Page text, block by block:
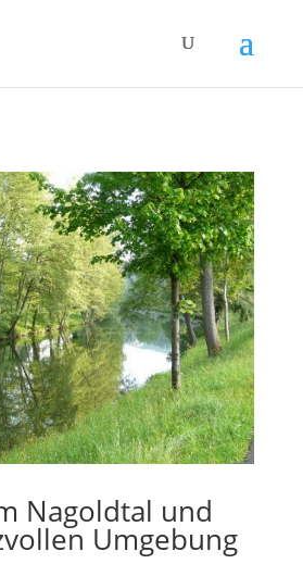
Nagoldtal und
Umgebung